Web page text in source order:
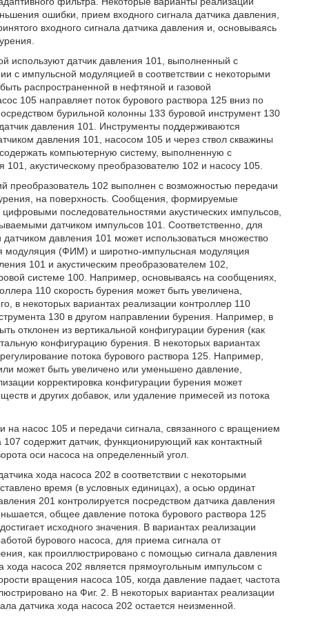
ошибки, прием входного сигнала датчика давления,
входного сигнала датчика давления и, основываясь
используют датчик давления 101, выполненный с
с импульсной модуляцией в соответствии с некоторыми
распространенной в нефтяной и газовой
105 направляет поток бурового раствора 125 вниз по
бурильной колонны 133 буровой инструмент 130
давления 101. Инструменты поддерживаются
давления 101, насосом 105 и через ствол скважины
компьютерную систему, выполненную с
акустическому преобразователю 102 и насосу 105.
преобразователь 102 выполнен с возможностью передачи
на поверхность. Сообщения, формируемые
последовательностями акустических импульсов,
датчиком импульсов 101. Соответственно, для
давления 101 может использоваться множество
модуляция (ФИМ) и широтно-импульсная модуляция
101 и акустическим преобразователем 102,
системе 100. Например, основываясь на сообщениях,
110 скорость бурения может быть увеличена,
в некоторых вариантах реализации контроллер 110
130 в другом направлении бурения. Например, в
отклонен из вертикальной конфигурации бурения (как
конфигурацию бурения. В некоторых вариантах
потока бурового раствора 125. Например,
может быть увеличено или уменьшено давление,
корректировка конфигурации бурения может
и других добавок, или удаление примесей из потока
на насос 105 и передачи сигнала, связанного с вращением
содержит датчик, функционирующий как контактный
оси насоса на определенный угол.
хода насоса 202 в соответствии с некоторыми
время (в условных единицах), а осью ординат
201 контролируется посредством датчика давления
общее давление потока бурового раствора 125
исходного значения. В вариантах реализации
бурового насоса, для приема сигнала от
как проиллюстрировано с помощью сигнала давления
хода насоса 202 является прямоугольным импульсом с
вращения насоса 105, когда давление падает, частота
на Фиг. 2. В некоторых вариантах реализации
датчика хода насоса 202 остается неизменной.